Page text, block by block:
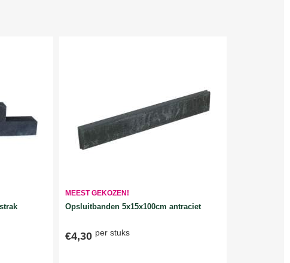
MEEST GEKOZEN!
Opsluitbanden 5x15x100cm antraciet
€4,30 per stuks